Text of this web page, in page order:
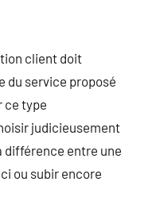
client doit
du service proposé
ce type
judicieusement
différence entre une
ou subir encore